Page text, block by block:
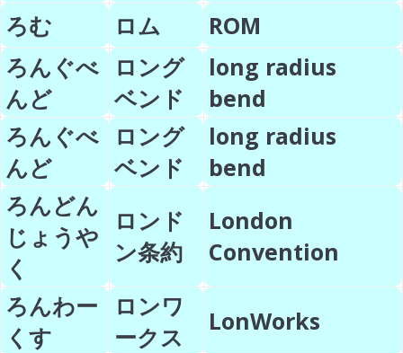
ろむ
ロム
ROM
ろんぐべ
んど
ロング
ベンド
long radius
bend
ろんぐべ
んど
ロング
ベンド
long radius
bend
ろんどん
じょうや
く
ロンド
ン条約
London
Convention
ろんわー
くす
ロンワ
ークス
LonWorks